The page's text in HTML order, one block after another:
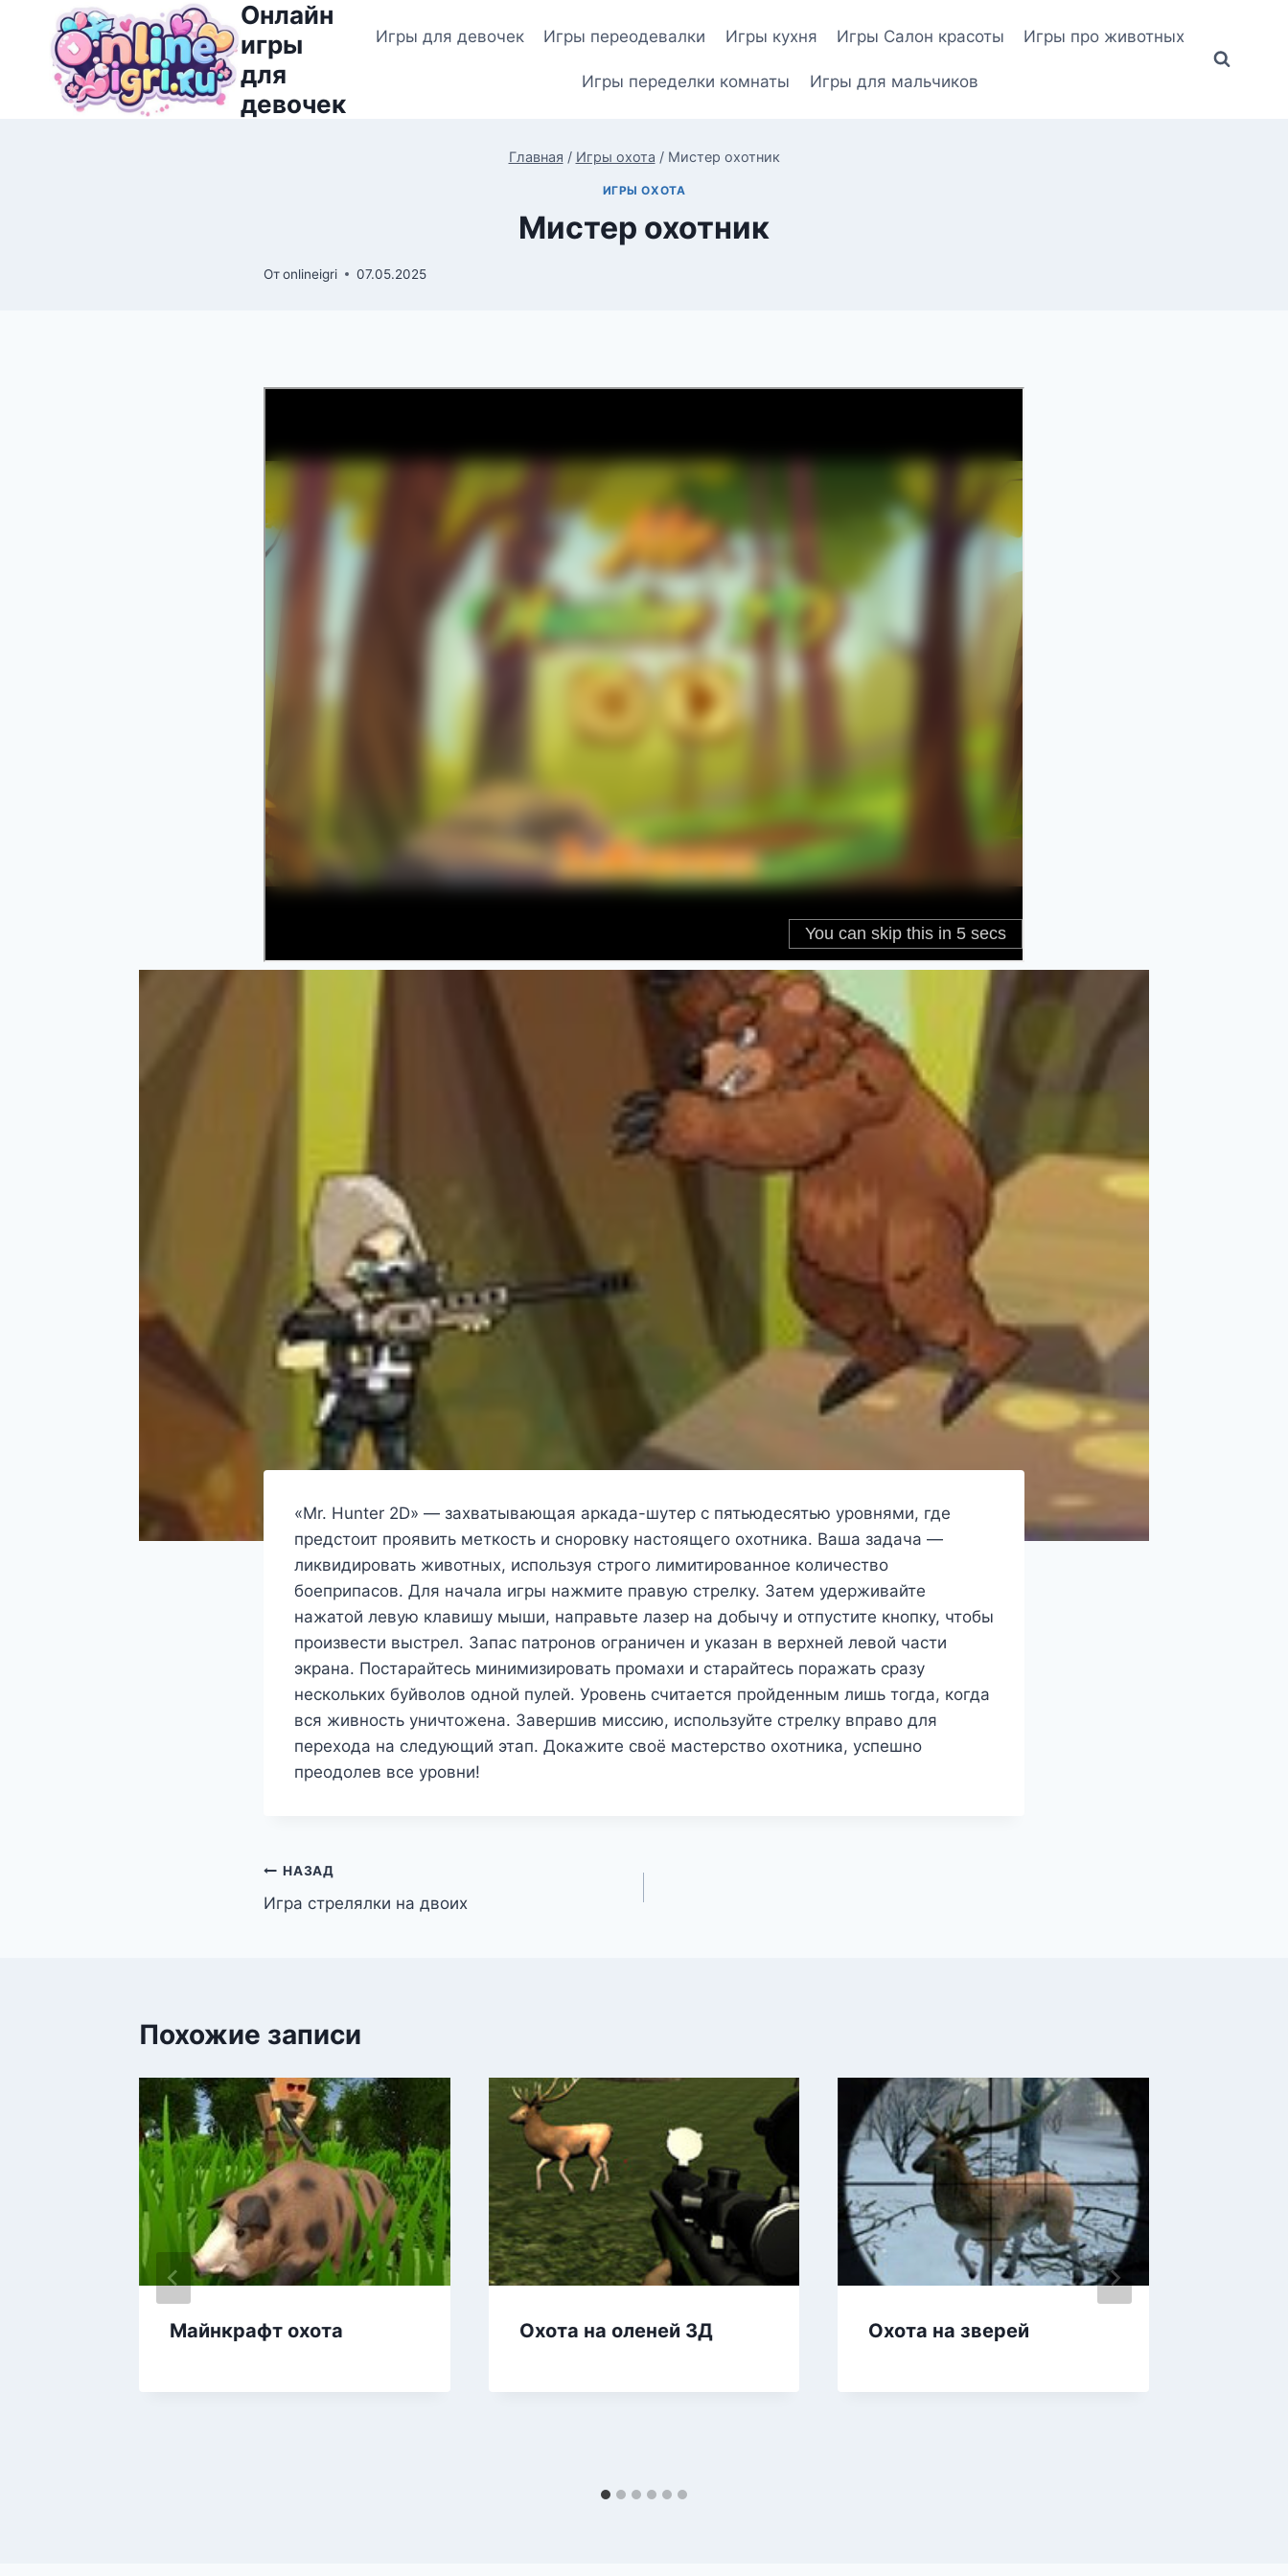
Перейти
содержимому
Онлайн
игры
для
девочек
Игры для девочек Игры переодевалки Игры кухня Игры Салон красоты Игры про животных
Игры переделки комнаты Игры для мальчиков
Главная / Игры охота / Мистер охотник
ИГРЫ ОХОТА
Мистер охотник
Отonlineigri 07.05.2025
«Mr. Hunter 2D» — захватывающая аркада-шутер с пятьюдесятью уровнями, где
предстоит проявить меткость и сноровку настоящего охотника. Ваша задача —
ликвидировать животных, используя строго лимитированное количество
боеприпасов. Для начала игры нажмите правую стрелку. Затем удерживайте
нажатой левую клавишу мыши, направьте лазер на добычу и отпустите кнопку, чтобы
произвести выстрел. Запас патронов ограничен и указан в верхней левой части
экрана. Постарайтесь минимизировать промахи и старайтесь поражать сразу
нескольких буйволов одной пулей. Уровень считается пройденным лишь тогда, когда
вся живность уничтожена. Завершив миссию, используйте стрелку вправо для
перехода на следующий этап. Докажите своё мастерство охотника, успешно
преодолев все уровни!
Навигация
по
НАЗАД
Игра стрелялки на двоих
Похожие записи
Майнкрафт охота Охота на оленей 3Д Охота на зверей